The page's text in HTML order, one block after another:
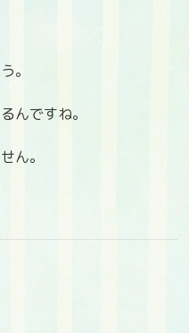
。
んですね。
ん。